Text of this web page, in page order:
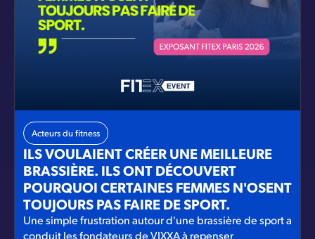
Acteurs du fitness
ILS VOULAIENT CRÉER UNE MEILLEURE
BRASSIÈRE. ILS ONT DÉCOUVERT
POURQUOI CERTAINES FEMMES N'OSENT
TOUJOURS PAS FAIRE DE SPORT.
Une simple frustration autour d'une brassière de sport a
conduit les fondateurs de VIXXA à repenser